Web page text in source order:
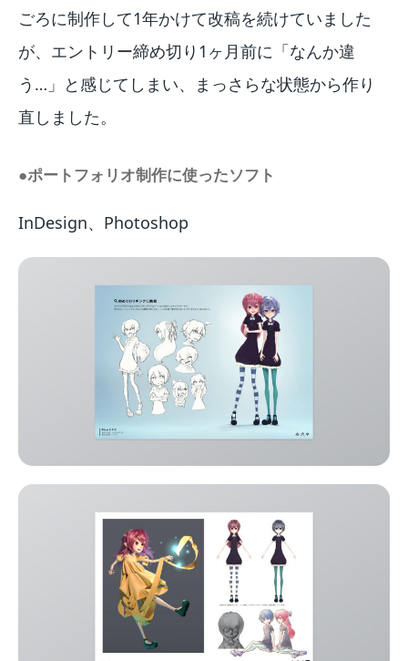
ごろに制作して1年かけて改稿を続けていました
が、エントリー締め切り1ヶ月前に「なんか違
う…」と感じてしまい、まっさらな状態から作り
直しました。
●ポートフォリオ制作に使ったソフト
InDesign、Photoshop